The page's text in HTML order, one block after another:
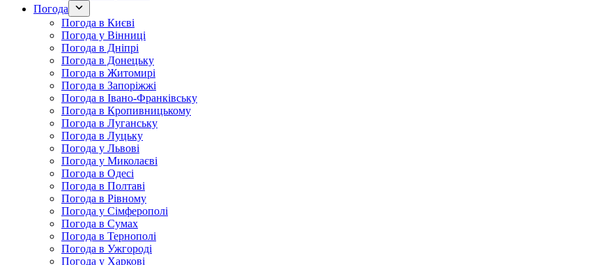
Погода
Погода в Києві
Погода у Вінниці
Погода в Дніпрі
Погода в Донецьку
Погода в Житомирі
Погода в Запоріжжі
Погода в Івано-Франківську
Погода в Кропивницькому
Погода в Луганську
Погода в Луцьку
Погода у Львові
Погода у Миколаєві
Погода в Одесі
Погода в Полтаві
Погода в Рівному
Погода у Сімферополі
Погода в Сумах
Погода в Тернополі
Погода в Ужгороді
Погода у Харкові